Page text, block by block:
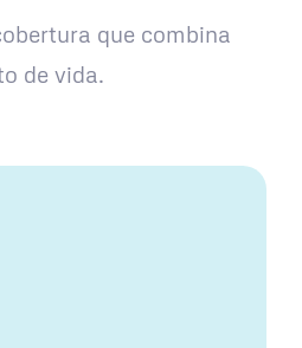
que combina
de vida.